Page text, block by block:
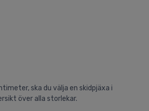
ska du välja en skidpjäxa i
över alla storlekar.